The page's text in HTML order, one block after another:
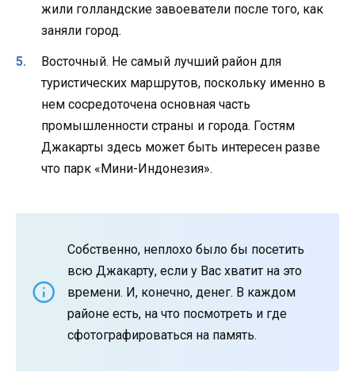
жили голландские завоеватели после того, как
заняли город.
Восточный. Не самый лучший район для
туристических маршрутов, поскольку именно в
нем сосредоточена основная часть
промышленности страны и города. Гостям
Джакарты здесь может быть интересен разве
что парк «Мини-Индонезия».
Собственно, неплохо было бы посетить
всю Джакарту, если у Вас хватит на это
времени. И, конечно, денег. В каждом
районе есть, на что посмотреть и где
сфотографироваться на память.